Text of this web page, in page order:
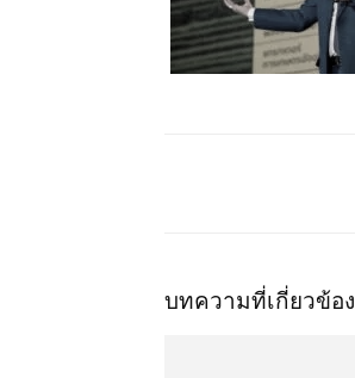
บทความที่เกี่ยวข้อง